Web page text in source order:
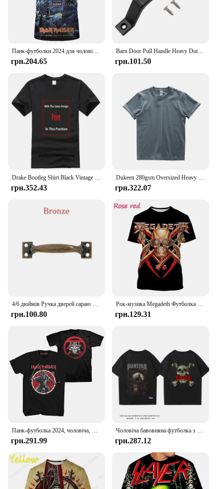
Панк-футболки 2024 для чоловіків і жінок Heavy Metal Rock Band Ретро-одяг Літня вільна футболка з коротким рукавом Великі хіп-хоп топи
грн.204.65
Barn Door Pull Handle Heavy Duty Aluminum Alloy Sliding Push Pulls Gate Shed Garage Cabinet Door Handle Alloy Furniture Hardware
грн.101.50
Drake Bootleg Shirt Black Vintage Rap Hip Hop Tee Drake Oversize Heavy Cotton Tee Drake Bootleg T-Shirt Vintage Graphic Tee Her
грн.352.43
Dukeen 280gsm Oversized Heavy T-Shirt for Men Summer Short Sleeve Tee Cotton Solid Color Top Casual T Shirts One Piece
грн.322.07
4/6 дюймів Ручка дверей сараю Залізні ручки з гвинтом Балконні розсувні двері Тягне важкі дерев’яні шафи Ручки воріт
грн.100.80
Рок-музика Megadeth Футболка з 3D-принтом Heavy Metal Rock Band Thrash Metal Rock Band Wild Style Круглий виріз з короткими рукавами Street
грн.129.31
Панк-футболка 2024, чоловіча, жіноча, рок-група, вінтажна літня футболка для дорослих, бавовна, поліестер, хіп-хоп, топ, хеві-метал
грн.291.99
Чоловіча бавовняна футболка з короткими рукавами PANTERA Pandora Band Loose Hard Core Heavy Metal Rock Band Surrounding Half Sleeves
грн.287.12